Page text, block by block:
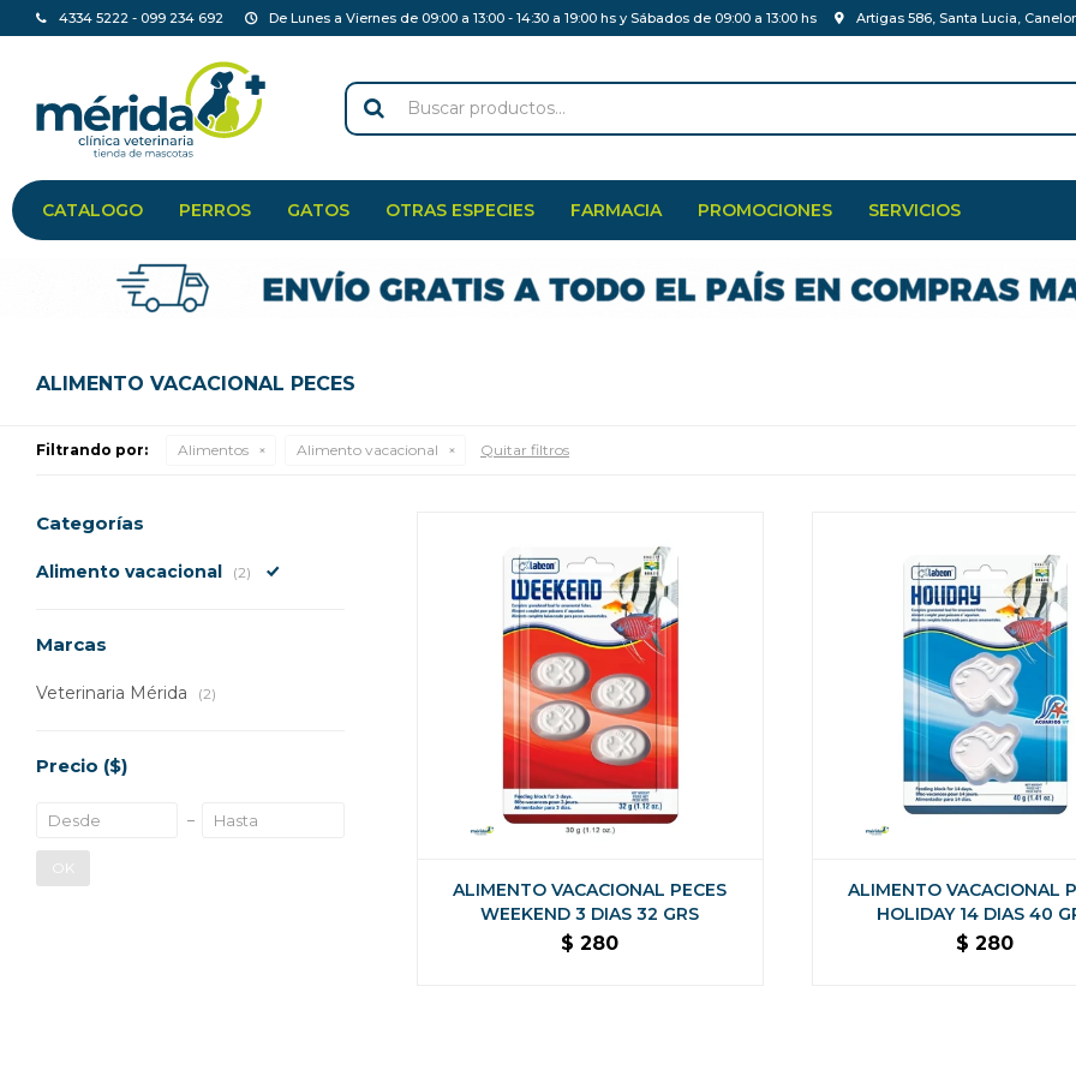
CATALOGO PERROS GATOS OTRAS ESPECIES FARMACIA PROMOCIONES SERVICIOS
4334 5222 - 099 234 692 De Lunes a Viernes de 09:00 a 13:00 - 14:30 a 19:00 hs y Sábados de 09:00 a 13:00 hs Artigas 586, Santa Lucia,
ALIMENTO VACACIONAL PECES
Filtrando por: Alimentos Alimento vacacional Quitar filtros
ALIMENTO VACACIONAL PECES
WEEKEND 3 DIAS 32 GRS
$ 280
ALIMENTO VACACIONAL
HOLIDAY 14 DIAS 40
$ 280
Categorías
Alimento vacacional (2)
Marcas
Veterinaria Mérida (2)
Precio ($)
OK